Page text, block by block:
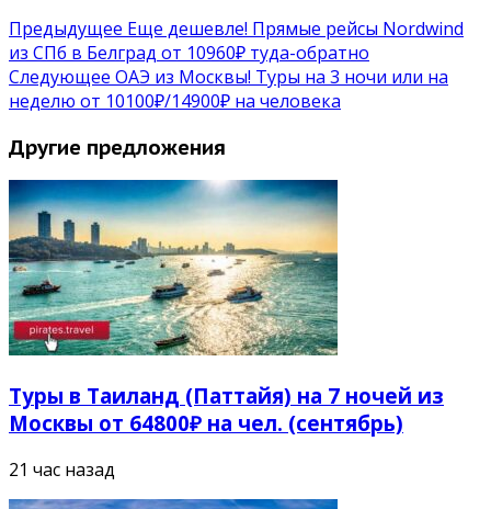
Предыдущее Еще дешевле! Прямые рейсы Nordwind
из СПб в Белград от 10960₽ туда-обратно
Следующее ОАЭ из Москвы! Туры на 3 ночи или на
неделю от 10100₽/14900₽ на человека
Другие предложения
Туры в Таиланд (Паттайя) на 7 ночей из
Москвы от 64800₽ на чел. (сентябрь)
21 час назад